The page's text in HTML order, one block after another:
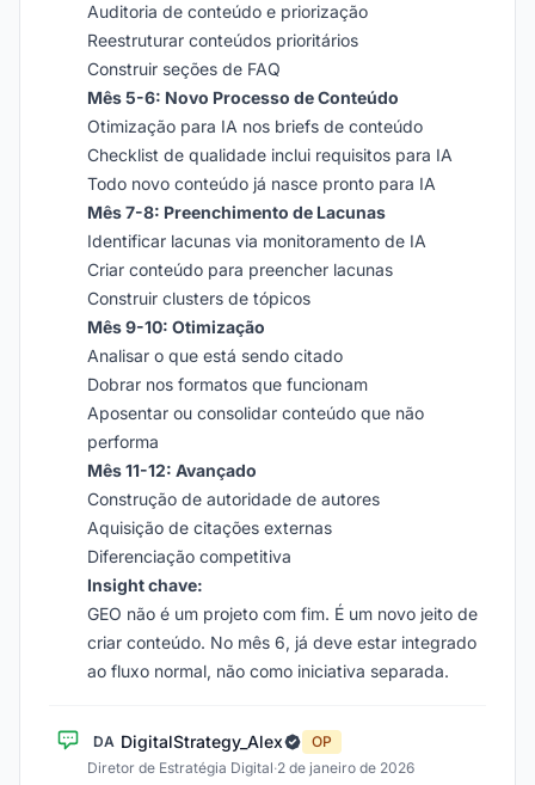
Auditoria de conteúdo e priorização
Reestruturar conteúdos prioritários
Construir seções de FAQ
Mês 5-6: Novo Processo de Conteúdo
Otimização para IA nos briefs de conteúdo
Checklist de qualidade inclui requisitos para IA
Todo novo conteúdo já nasce pronto para IA
Mês 7-8: Preenchimento de Lacunas
Identificar lacunas via monitoramento de IA
Criar conteúdo para preencher lacunas
Construir clusters de tópicos
Mês 9-10: Otimização
Analisar o que está sendo citado
Dobrar nos formatos que funcionam
Aposentar ou consolidar conteúdo que não
performa
Mês 11-12: Avançado
Construção de autoridade de autores
Aquisição de citações externas
Diferenciação competitiva
Insight chave:
GEO não é um projeto com fim. É um novo jeito de
criar conteúdo. No mês 6, já deve estar integrado
ao fluxo normal, não como iniciativa separada.
DA DigitalStrategy_Alex
OP
Diretor de Estratégia Digital·2 de janeiro de 2026